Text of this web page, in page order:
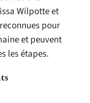
Wilpotte et
pour
et peuvent
les étapes.